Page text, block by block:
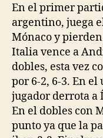
En el primer
argentino, juega
Mónaco y
Italia vence a
dobles, esta vez
por 6-2, 6-3. En
jugador derrota a
En el dobles con
punto ya que la